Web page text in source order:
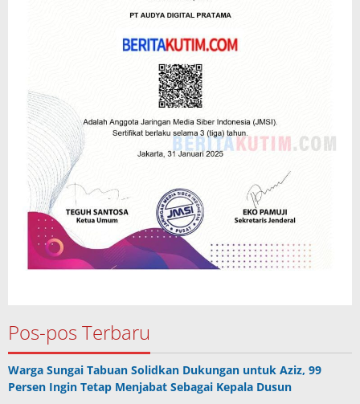
Pos-pos Terbaru
Warga Sungai Tabuan Solidkan Dukungan untuk Aziz, 99
Persen Ingin Tetap Menjabat Sebagai Kepala Dusun